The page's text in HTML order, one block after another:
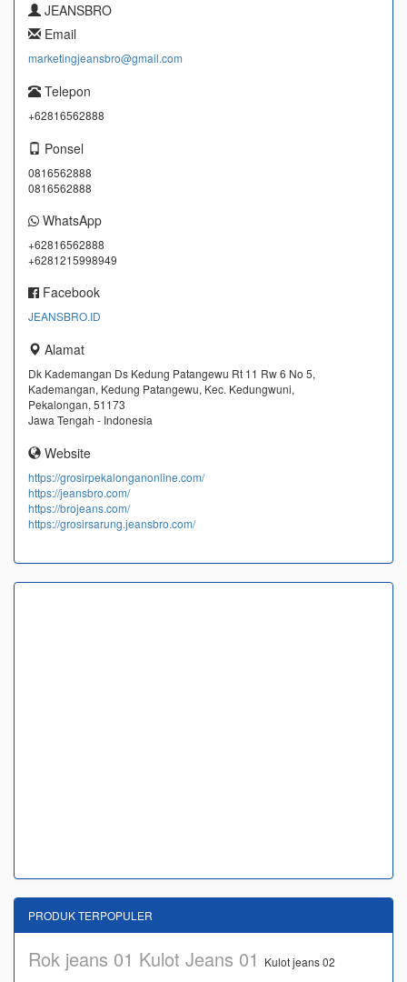
JEANSBRO
Email
marketingjeansbro@gmail.com
Telepon
+62816562888
Ponsel
0816562888
0816562888
WhatsApp
+62816562888
+6281215998949
Facebook
JEANSBRO.ID
Alamat
Dk Kademangan Ds Kedung Patangewu Rt 11 Rw 6 No 5,
Kademangan, Kedung Patangewu, Kec. Kedungwuni,
Pekalongan, 51173
Jawa Tengah - Indonesia
Website
https://grosirpekalonganonline.com/
https://jeansbro.com/
https://brojeans.com/
https://grosirsarung.jeansbro.com/
PRODUK TERPOPULER
Rok jeans 01 Kulot Jeans 01 Kulot jeans 02